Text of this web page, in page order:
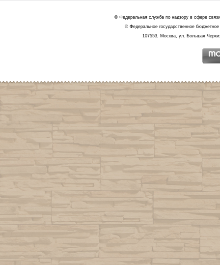
© Федеральная служба по надзору в сфере
© Федеральное государственное
107553, Москва, ул. Большая